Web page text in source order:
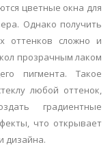
цветные окна для
Однако получить
оттенков сложно и
прозрачным лаком
пигмента. Такое
любой оттенок,
градиентные
что открывает
дизайна.